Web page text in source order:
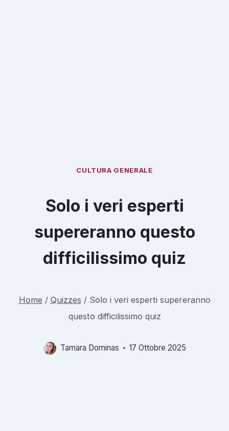
CULTURA GENERALE
Solo i veri esperti
supereranno questo
difficilissimo quiz
Home / Quizzes / Solo i veri esperti supereranno
questo difficilissimo quiz
Tamara Dominas 17 Ottobre 2025